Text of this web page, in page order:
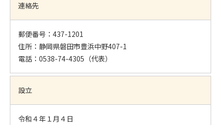
連絡先
郵便番号：437-1201
住所：静岡県磐田市豊浜中野407-1
電話：0538-74-4305（代表）
設立
令和４年１月４日